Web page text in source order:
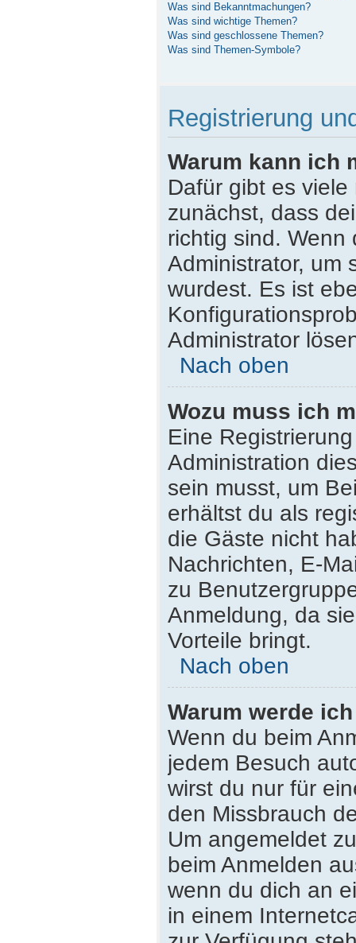
Was sind Bekanntmachungen?
Was sind wichtige Themen?
Was sind geschlossene Themen?
Was sind Themen-Symbole?
Registrierung
Warum kann ich
Dafür gibt es
zunächst, dass
richtig sind. Wenn
Administrator, um
wurdest. Es ist
Administrator
Nach oben
Wozu muss ich
Eine
Administration
sein musst, um
erhältst du als
die Gäste nicht
Nachrichten, E-
zu
Anmeldung, da
Vorteile bringt.
Nach oben
Warum werde
Wenn du beim
jedem Besuch
wirst du nur für
den Missbrauch
Um angemeldet
beim Anmelden
wenn du dich an
in einem